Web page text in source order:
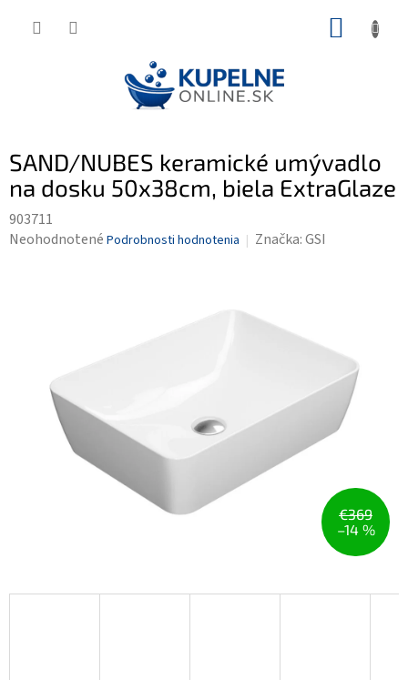
SAND/NUBES keramické umývadlo
na dosku 50x38cm, biela ExtraGlaze
903711
Priemerné
hviezdičiek.
Neohodnotené Podrobnosti hodnotenia Značka:GSI
€369
–14 %